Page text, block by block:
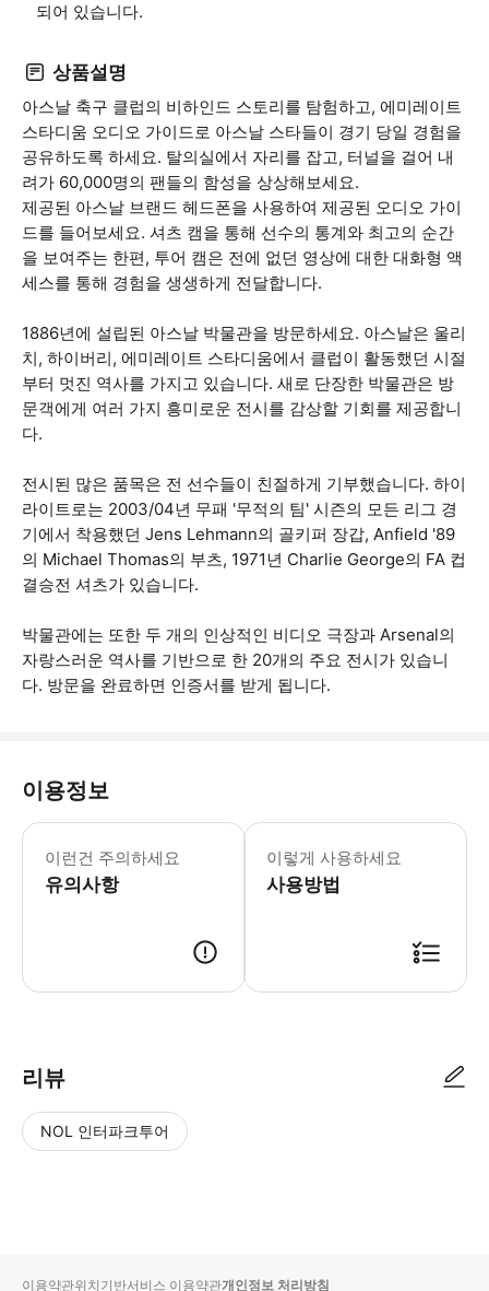
되어 있습니다.
상품설명
아스날 축구 클럽의 비하인드 스토리를 탐험하고, 에미레이트
스타디움 오디오 가이드로 아스날 스타들이 경기 당일 경험을
공유하도록 하세요. 탈의실에서 자리를 잡고, 터널을 걸어 내
려가 60,000명의 팬들의 함성을 상상해보세요.
제공된 아스날 브랜드 헤드폰을 사용하여 제공된 오디오 가이
드를 들어보세요. 셔츠 캠을 통해 선수의 통계와 최고의 순간
을 보여주는 한편, 투어 캠은 전에 없던 영상에 대한 대화형 액
세스를 통해 경험을 생생하게 전달합니다.
1886년에 설립된 아스날 박물관을 방문하세요. 아스날은 울리
치, 하이버리, 에미레이트 스타디움에서 클럽이 활동했던 시절
부터 멋진 역사를 가지고 있습니다. 새로 단장한 박물관은 방
문객에게 여러 가지 흥미로운 전시를 감상할 기회를 제공합니
다.
전시된 많은 품목은 전 선수들이 친절하게 기부했습니다. 하이
라이트로는 2003/04년 무패 '무적의 팀' 시즌의 모든 리그 경
기에서 착용했던 Jens Lehmann의 골키퍼 장갑, Anfield '89
의 Michael Thomas의 부츠, 1971년 Charlie George의 FA 컵
결승전 셔츠가 있습니다.
박물관에는 또한 두 개의 인상적인 비디오 극장과 Arsenal의
자랑스러운 역사를 기반으로 한 20개의 주요 전시가 있습니
다. 방문을 완료하면 인증서를 받게 됩니다.
이용정보
이런건 주의하세요
유의사항
• 에미레이트 스타디움은 운영 중인
이렇게 사용하세요
사용방법
리뷰
NOL 인터파크투어
순
상
이용약관위치기반서비스 이용약관개인정보 처리방침